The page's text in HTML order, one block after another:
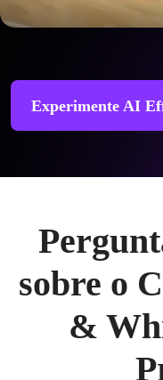
Experimente AI
sobre o
&